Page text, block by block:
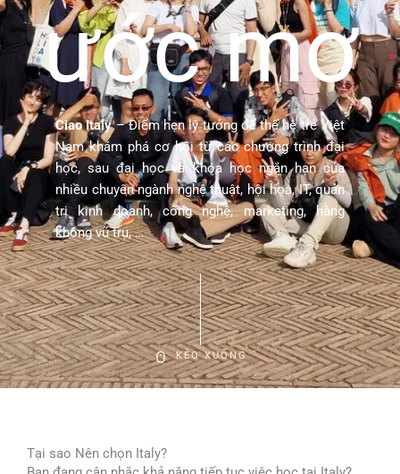
ước mơ
Ciao Italy– Điểm hẹn lý tưởng để thế hệ trẻ Việt
Nam khám phá cơ hội từ các chương trình đại
học, sau đại học và khóa học ngắn hạn của
nhiều chuyên ngành nghệ thuật, hội họa, IT, quản
trị kinh doanh, công nghệ, marketing, hàng
không vũ trụ, …
KÉO XUỐNG
Tại sao Nên chọn Italy?